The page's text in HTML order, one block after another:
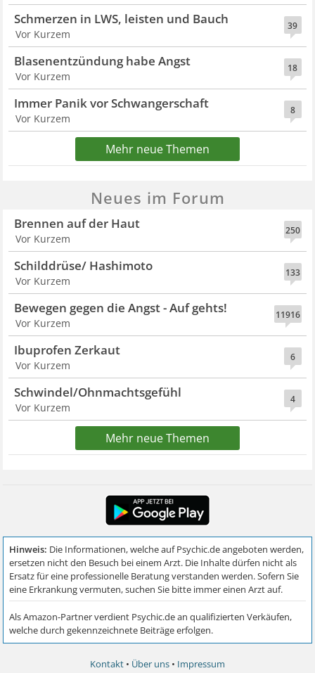
39
Schmerzen in LWS, leisten und Bauch
Vor Kurzem
18
Blasenentzündung habe Angst
Vor Kurzem
8
Immer Panik vor Schwangerschaft
Vor Kurzem
Mehr neue Themen
Neues im Forum
250
Brennen auf der Haut
Vor Kurzem
133
Schilddrüse/ Hashimoto
Vor Kurzem
11916
Bewegen gegen die Angst - Auf gehts!
Vor Kurzem
6
Ibuprofen Zerkaut
Vor Kurzem
4
Schwindel/Ohnmachtsgefühl
Vor Kurzem
Mehr neue Themen
Kontakt • Über uns • Impressum